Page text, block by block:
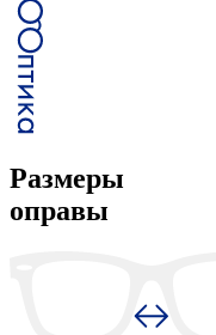
Размеры
оправы